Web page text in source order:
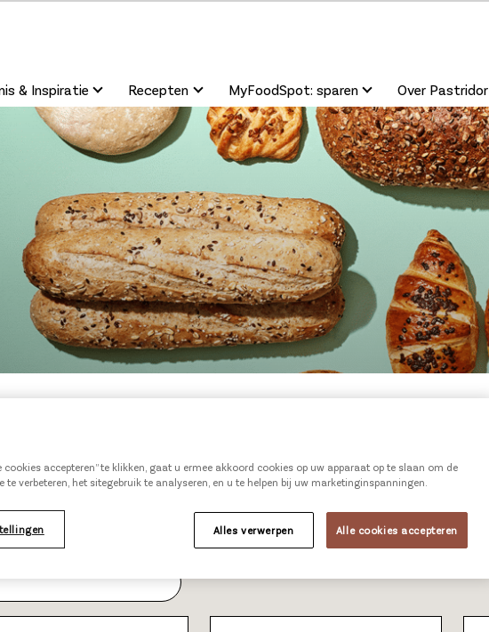
& Inspiratie Recepten MyFoodSpot: sparen Over Pastridor
cookies accepteren” te klikken, gaat u ermee akkoord cookies op uw apparaat op te slaan om de
te verbeteren, het sitegebruik te analyseren, en u te helpen bij uw marketinginspanningen.
Alles verwerpen Alle cookies accepteren